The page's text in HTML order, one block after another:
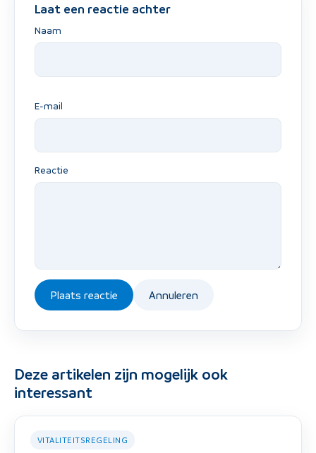
Laat een reactie achter
Naam
E-mail
Reactie
Plaats reactie Annuleren
Deze artikelen zijn mogelijk ook
interessant
VITALITEITSREGELING